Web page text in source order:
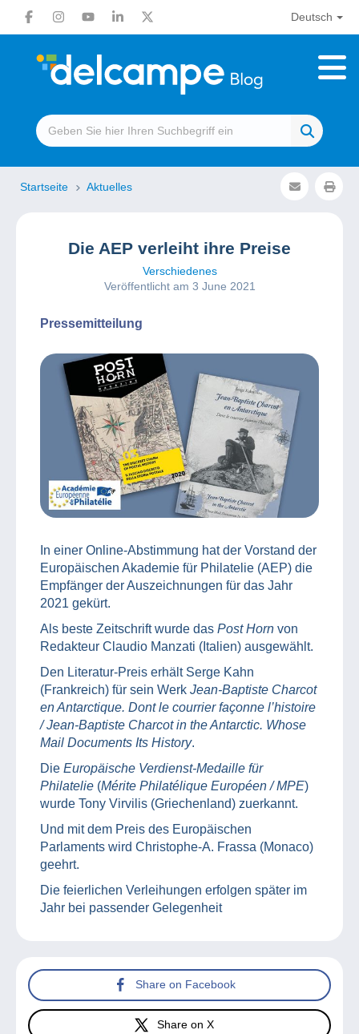
Deutsch
Startseite Aktuelles
Die AEP verleiht ihre Preise
Verschiedenes
Veröffentlicht am 3 June 2021
Pressemitteilung
In einer Online-Abstimmung hat der Vorstand der
Europäischen Akademie für Philatelie (AEP) die
Empfänger der Auszeichnungen für das Jahr
2021 gekürt.
Als beste Zeitschrift wurde das Post Horn von
Redakteur Claudio Manzati (Italien) ausgewählt.
Den Literatur-Preis erhält Serge Kahn
(Frankreich) für sein Werk Jean-Baptiste Charcot
en Antarctique. Dont le courrier façonne l’histoire
/ Jean-Baptiste Charcot in the Antarctic. Whose
Mail Documents Its History.
Die Europäische Verdienst-Medaille für
Philatelie (Mérite Philatélique Européen / MPE)
wurde Tony Virvilis (Griechenland) zuerkannt.
Und mit dem Preis des Europäischen
Parlaments wird Christophe-A. Frassa (Monaco)
geehrt.
Die feierlichen Verleihungen erfolgen später im
Jahr bei passender Gelegenheit
Share on Facebook
Share on X